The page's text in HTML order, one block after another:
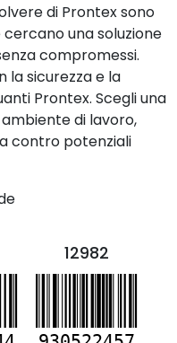
di Prontex sono
una soluzione
compromessi.
la sicurezza e la
Prontex. Scegli una
di lavoro,
contro potenziali
12982